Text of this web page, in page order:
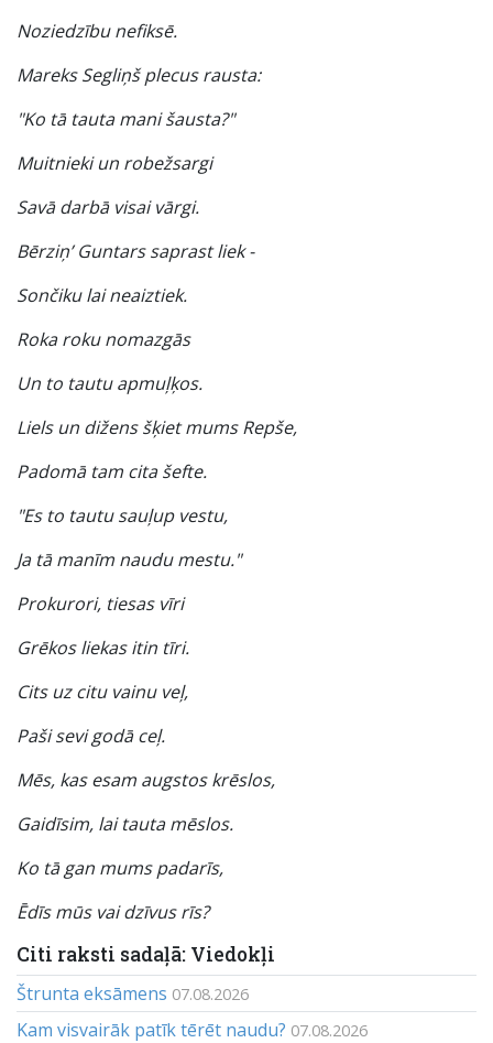
Noziedzību nefiksē.
Mareks Segliņš plecus rausta:
"Ko tā tauta mani šausta?"
Muitnieki un robežsargi
Savā darbā visai vārgi.
Bērziņ’ Guntars saprast liek -
Sončiku lai neaiztiek.
Roka roku nomazgās
Un to tautu apmuļķos.
Liels un dižens šķiet mums Repše,
Padomā tam cita šefte.
"Es to tautu sauļup vestu,
Ja tā manīm naudu mestu."
Prokurori, tiesas vīri
Grēkos liekas itin tīri.
Cits uz citu vainu veļ,
Paši sevi godā ceļ.
Mēs, kas esam augstos krēslos,
Gaidīsim, lai tauta mēslos.
Ko tā gan mums padarīs,
Ēdīs mūs vai dzīvus rīs?
Citi raksti sadaļā: Viedokļi
Štrunta eksāmens 07.08.2026
Kam visvairāk patīk tērēt naudu? 07.08.2026